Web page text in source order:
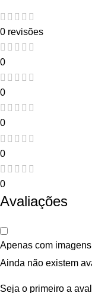
0 revisões
0
0
0
0
0
Avaliações
Apenas com imagens
Ainda não existem
Seja o primeiro a